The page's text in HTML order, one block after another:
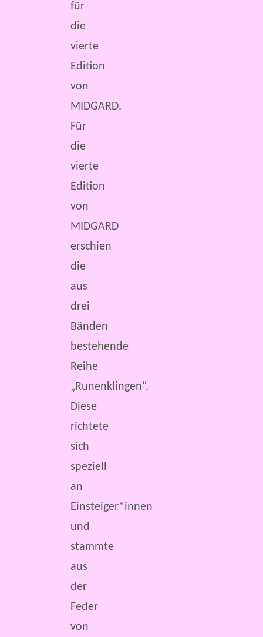
für
die
vierte
Edition
von
MIDGARD.
Für
die
vierte
Edition
von
MIDGARD
erschien
die
aus
drei
Bänden
bestehende
Reihe
„Runenklingen“.
Diese
richtete
sich
speziell
an
Einsteiger*innen
und
stammte
aus
der
Feder
von